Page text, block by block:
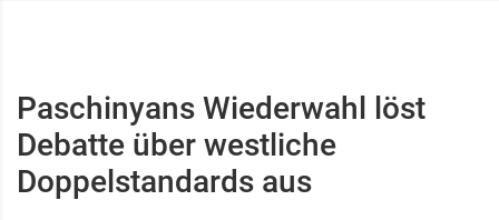
Paschinyans Wiederwahl löst
Debatte über westliche
Doppelstandards aus